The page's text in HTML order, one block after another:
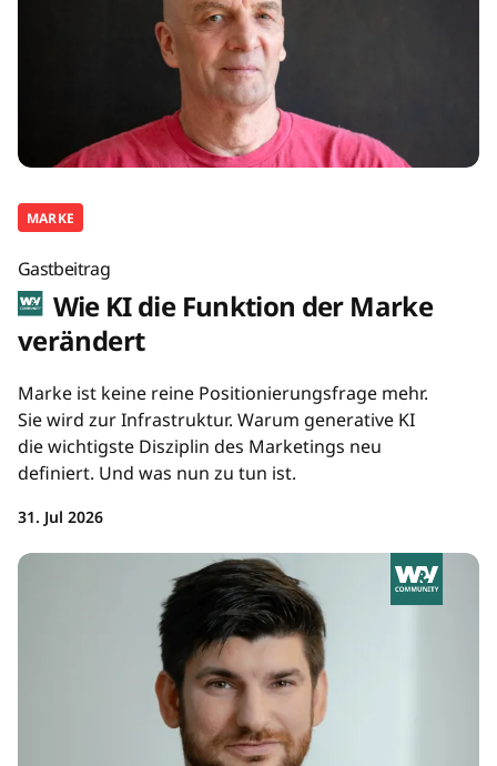
MARKE
Gastbeitrag
Wie KI die Funktion der Marke
verändert
Marke ist keine reine Positionierungsfrage mehr.
Sie wird zur Infrastruktur. Warum generative KI
die wichtigste Disziplin des Marketings neu
definiert. Und was nun zu tun ist.
31. Jul 2026